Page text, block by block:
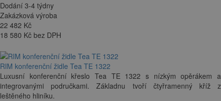
Dodání 3-4 týdny
Zakázková výroba
22 482 Kč
18 580 Kč bez DPH
RIM konferenční židle Tea TE 1322
Luxusní konferenční křeslo Tea TE 1322 s nízkým opěrákem a
integrovanými područkami. Základnu tvoří čtyřramenný kříž z
leštěného hliníku.